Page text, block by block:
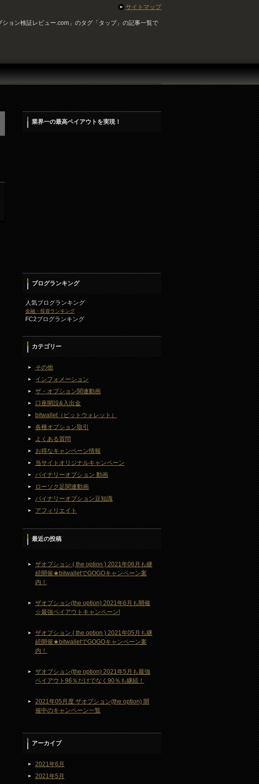
ション検証レビュー.com」のタグ「タップ」の記事一覧で
業界一の最高ペイアウトを実現！
ブログランキング
人気ブログランキング
金融・投資ランキング
FC2ブログランキング
カテゴリー
その他
インフォメーション
ザ・オプション関連動画
口座開設&入出金
bitwallet（ビットウォレット）
各種オプション取引
よくある質問
お得なキャンペーン情報
当サイトオリジナルキャンペーン
バイナリーオプション 動画
ローソク足関連動画
バイナリーオプション豆知識
アフィリエイト
最近の投稿
ザオプション ( the option ) 2021年06月も継
続開催★bitwalletでGOGOキャンペーン案
内！
ザオプション(the option) 2021年6月も開催
☆最強ペイアウトキャンペーン!
ザオプション ( the option ) 2021年05月も継
続開催★bitwalletでGOGOキャンペーン案
内！
ザオプション(the option) 2021年5月も最強
ペイアウト96％だけでなく90％も継続！
2021年05月度 ザオプション(the option) 開
催中のキャンペーン一覧
アーカイブ
2021年6月
2021年5月
サイトマップ